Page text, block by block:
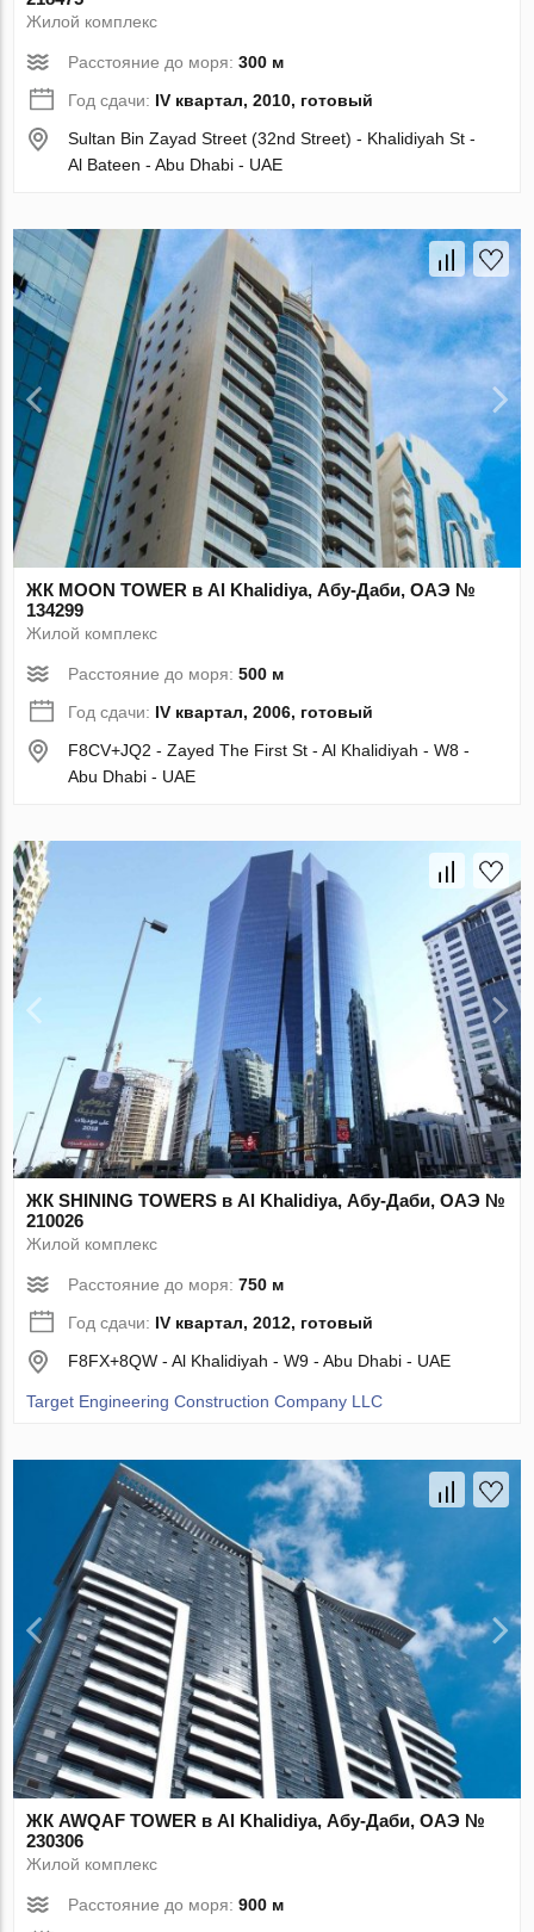
Жилой комплекс
Расстояние до моря:300 м
Год сдачи: IV квартал, 2010, готовый
Sultan Bin Zayad Street (32nd Street) - Khalidiyah St -
Al Bateen - Abu Dhabi - UAE
ЖК MOON TOWER в Al Khalidiya, Абу-Даби, ОАЭ №
134299
Жилой комплекс
Расстояние до моря:500 м
Год сдачи: IV квартал, 2006, готовый
F8CV+JQ2 - Zayed The First St - Al Khalidiyah - W8 -
Abu Dhabi - UAE
ЖК SHINING TOWERS в Al Khalidiya, Абу-Даби, ОАЭ №
210026
Жилой комплекс
Расстояние до моря:750 м
Год сдачи: IV квартал, 2012, готовый
F8FX+8QW - Al Khalidiyah - W9 - Abu Dhabi - UAE
Target Engineering Construction Company LLC
ЖК AWQAF TOWER в Al Khalidiya, Абу-Даби, ОАЭ №
230306
Жилой комплекс
Расстояние до моря:900 м